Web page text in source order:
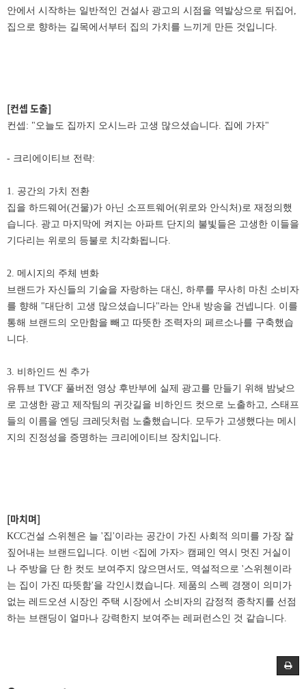
안에서 시작하는 일반적인 건설사 광고의 시점을 역발상으로 뒤집어,
집으로 향하는 길목에서부터 집의 가치를 느끼게 만든 것입니다.
[컨셉 도출]
컨셉: "오늘도 집까지 오시느라 고생 많으셨습니다. 집에 가자"
- 크리에이티브 전략:
1. 공간의 가치 전환
집을 하드웨어(건물)가 아닌 소프트웨어(위로와 안식처)로 재정의했
습니다. 광고 마지막에 켜지는 아파트 단지의 불빛들은 고생한 이들을
기다리는 위로의 등불로 치각화됩니다.
2. 메시지의 주체 변화
브랜드가 자신들의 기술을 자랑하는 대신, 하루를 무사히 마친 소비자
를 향해 "대단히 고생 많으셨습니다"라는 안내 방송을 건넵니다. 이를
통해 브랜드의 오만함을 빼고 따뜻한 조력자의 페르소나를 구축했습
니다.
3. 비하인드 씬 추가
유튜브 TVCF 풀버전 영상 후반부에 실제 광고를 만들기 위해 밤낮으
로 고생한 광고 제작팀의 귀갓길을 비하인드 컷으로 노출하고, 스태프
들의 이름을 엔딩 크레딧처럼 노출했습니다. 모두가 고생했다는 메시
지의 진정성을 증명하는 크리에이티브 장치입니다.
[마치며]
KCC건설 스위첸은 늘 '집'이라는 공간이 가진 사회적 의미를 가장 잘
짚어내는 브랜드입니다. 이번 <집에 가자> 캠페인 역시 멋진 거실이
나 주방을 단 한 컷도 보여주지 않으면서도, 역설적으로 '스위첸이라
는 집이 가진 따뜻함'을 각인시켰습니다. 제품의 스펙 경쟁이 의미가
없는 레드오션 시장인 주택 시장에서 소비자의 감정적 종착지를 선점
하는 브랜딩이 얼마나 강력한지 보여주는 레퍼런스인 것 같습니다.